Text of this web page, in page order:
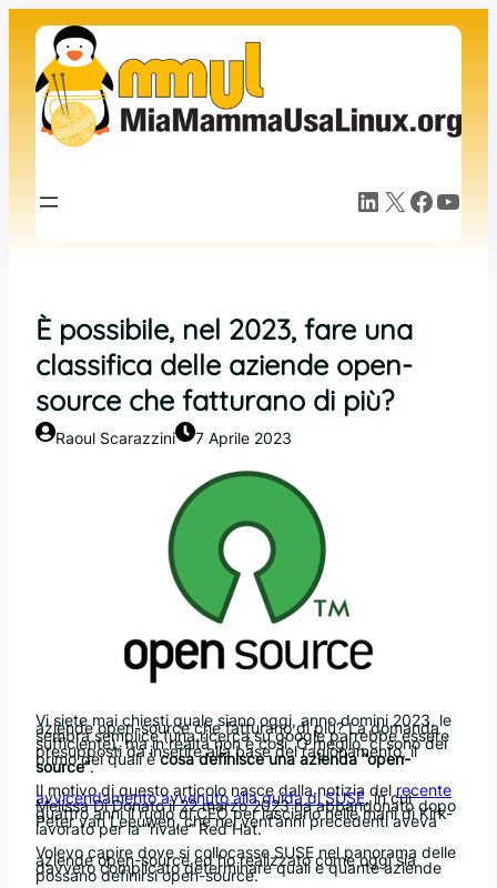
contenuto
LinkedIn X Facebook YouTube
È possibile, nel 2023, fare una
classifica delle aziende open-
source che fatturano di più?
Raoul Scarazzini 7 Aprile 2023
Vi siete mai chiesti quale siano oggi, anno domini 2023, le
aziende open-source che fatturano di più? La domanda
sembra semplice (una ricerca su google parrebbe essere
sufficiente), ma in realtà non è così. O meglio, ci sono dei
presupposti da inserire alla base del ragionamento, il
primo dei quali ècosa definisce una azienda “open-
source”.
Il motivo di questo articolo nasce dalla notizia del recente
avvicendamento avvenuto alla guida di SUSE, in cui
Melissa Di Donato il 22 marzo 2023 ha abbandonato dopo
quattro anni il ruolo di CEO per lasciarlo nelle mani di Kirk-
Peter van Leeuwen, che nei vent’anni precedenti aveva
lavorato per la “rivale” Red Hat.
Volevo capire dove si collocasse SUSE nel panorama delle
aziende open-source ed ho realizzato come oggi sia
davvero complicato determinare quali e quante aziende
possano definirsi open-source.